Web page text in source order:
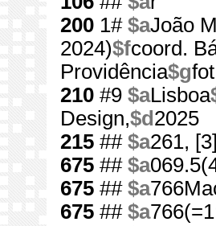
2001# $aJoão
2024)$fcoord.
Providência$g
210#9 $aLisboa
Design,$d 2025
215## $a261,
675## $a
675## $a
675## $a